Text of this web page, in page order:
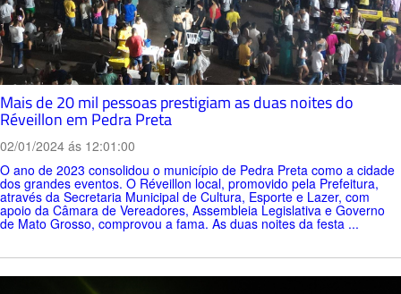
Mais de 20 mil pessoas prestigiam as duas noites do
Réveillon em Pedra Preta
02/01/2024 ás 12:01:00
O ano de 2023 consolidou o município de Pedra Preta como a cidade
dos grandes eventos. O Réveillon local, promovido pela Prefeitura,
através da Secretaria Municipal de Cultura, Esporte e Lazer, com
apoio da Câmara de Vereadores, Assembleia Legislativa e Governo
de Mato Grosso, comprovou a fama. As duas noites da festa ...